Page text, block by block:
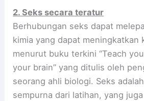
2. Seks secara teratur
Berhubungan seks dapat
kimia yang dapat meningkatkan
menurut buku terkini “Teach
your brain” yang ditulis oleh
seorang ahli biologi. Seks
sempurna dari latihan, yang